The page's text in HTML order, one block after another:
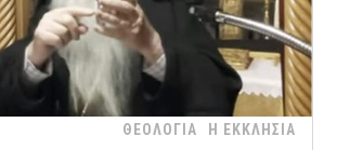
ΘΕΟΛΟΓΙΑ Η ΕΚΚΛΗΣΙΑ